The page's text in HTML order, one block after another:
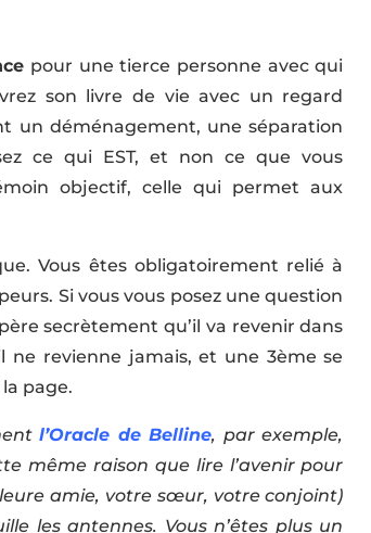
pour une tierce personne avec qui
son livre de vie avec un regard
un déménagement, une séparation
ce qui EST, et non ce que vous
objectif, celle qui permet aux
Vous êtes obligatoirement relié à
Si vous vous posez une question
secrètement qu’il va revenir dans
revienne jamais, et une 3ème se
page.
l’Oracle de Belline, par exemple,
même raison que lire l’avenir pour
amie, votre sœur, votre conjoint)
les antennes. Vous n’êtes plus un